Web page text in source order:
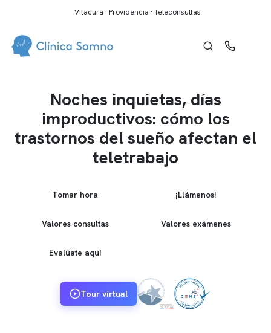
Vitacura · Providencia · Teleconsultas
Noches inquietas, días
improductivos: cómo los
trastornos del sueño afectan el
teletrabajo
Tomar hora ¡Llámenos!
Valores consultas Valores exámenes
Evalúate aquí
Tour virtual